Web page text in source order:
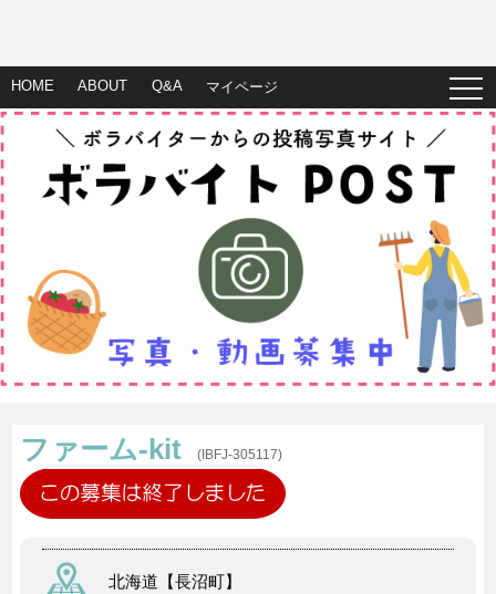
HOME ABOUT Q&A マイページ
ファーム-kit (IBFJ-305117)
北海道【長沼町】